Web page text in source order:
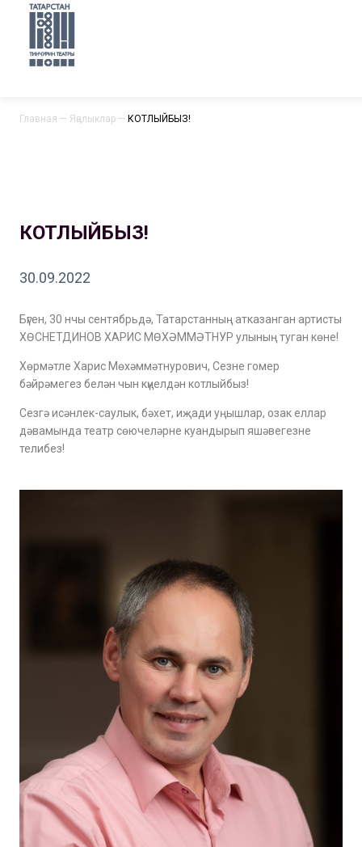
Главная — Яңалыклар — КОТЛЫЙБЫЗ!
КОТЛЫЙБЫЗ!
30.09.2022
Бүген, 30 нчы сентябрьдә, Татарстанның атказанган артисты
ХӨСНЕТДИНОВ ХАРИС МӨХӘММӘТНУР улының туган көне!
Хөрмәтле Харис Мөхәммәтнурович, Сезне гомер
бәйрәмегез белән чын күңелдән котлыйбыз!
Сезгә исәнлек-саулык, бәхет, иҗади уңышлар, озак еллар
дәвамында театр сөючеләрне куандырып яшәвегезне
телибез!